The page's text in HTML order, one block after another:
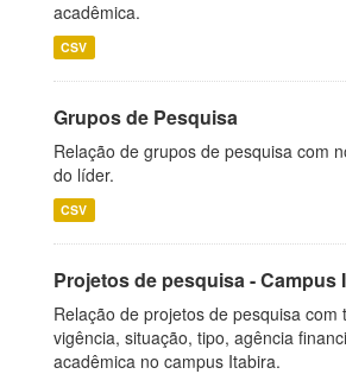
acadêmica.
CSV
Grupos de Pesquisa
Relação de grupos de pesquisa com
do líder.
CSV
Projetos de pesquisa - Campus
Relação de projetos de pesquisa com
vigência, situação, tipo, agência
acadêmica no campus Itabira.